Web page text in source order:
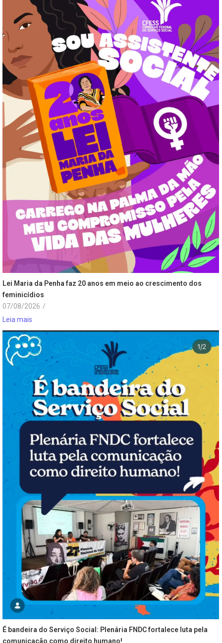
Lei Maria da Penha faz 20 anos em meio ao crescimento dos
feminicídios
07/08/2026 /
Leia mais
É bandeira do Serviço Social: Plenária FNDC fortalece luta pela
comunicação como direito humano!